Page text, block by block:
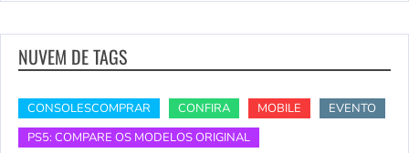
NUVEM DE TAGS
CONSOLESCOMPRAR CONFIRA MOBILE
EVENTO
PS5: COMPARE OS MODELOS ORIGINAL